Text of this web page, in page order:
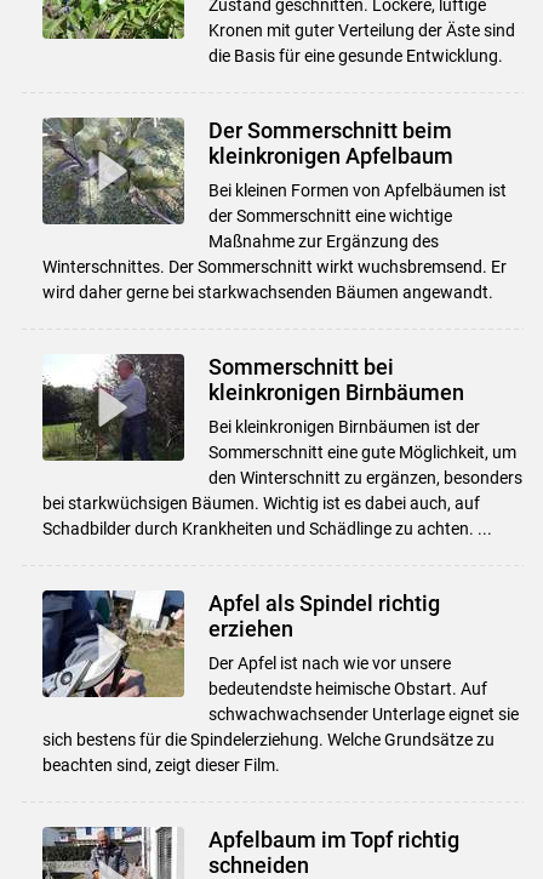
Zustand geschnitten. Lockere, luftige
Kronen mit guter Verteilung der Äste sind
die Basis für eine gesunde Entwicklung.
Der Sommerschnitt beim
kleinkronigen Apfelbaum
Bei kleinen Formen von Apfelbäumen ist
der Sommerschnitt eine wichtige
Maßnahme zur Ergänzung des
Winterschnittes. Der Sommerschnitt wirkt wuchsbremsend. Er
wird daher gerne bei starkwachsenden Bäumen angewandt.
Sommerschnitt bei
kleinkronigen Birnbäumen
Bei kleinkronigen Birnbäumen ist der
Sommerschnitt eine gute Möglichkeit, um
den Winterschnitt zu ergänzen, besonders
bei starkwüchsigen Bäumen. Wichtig ist es dabei auch, auf
Schadbilder durch Krankheiten und Schädlinge zu achten. ...
Apfel als Spindel richtig
erziehen
Der Apfel ist nach wie vor unsere
bedeutendste heimische Obstart. Auf
schwachwachsender Unterlage eignet sie
sich bestens für die Spindelerziehung. Welche Grundsätze zu
beachten sind, zeigt dieser Film.
Apfelbaum im Topf richtig
schneiden